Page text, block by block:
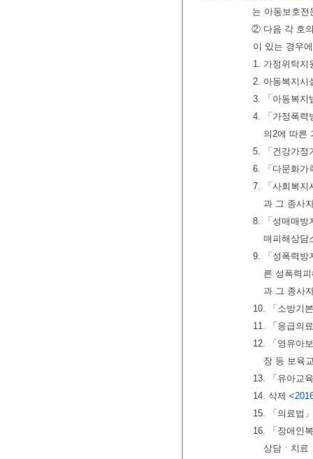
는 아동보호
② 다음 각 호
이 있는 경우
1. 가정위탁지
2. 아동복지시
3. 「아동복지
4. 「가정폭력
의2에 따른
5. 「건강가정
6. 「다문화가
7. 「사회복지
과 그 종사
8. 「성매매방
매피해상담
9. 「성폭력방
른 성폭력
과 그 종사
10. 「소방기
11. 「응급의
12. 「영유아
장 등 보육
13. 「유아교
14. 삭제
15. 「의료법
16. 「장애인
상담ㆍ치료